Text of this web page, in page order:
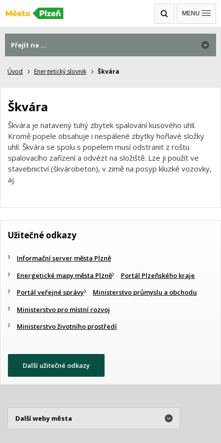
MENU
Úvod Energetický slovnik Škvára
Škvára
Škvára je natavený tuhý zbytek spalování kusového uhlí.
Kromě popele obsahuje i nespálené zbytky hořlavé složky
uhlí. Škvára se spolu s popelem musí odstranit z roštu
spalovacího zařízení a odvézt na složiště. Lze ji použít ve
stavebnictví (škvárobeton), v zimě na posyp kluzké vozovky,
aj.
Přejít na ...
Užitečné odkazy
Informační server města Plzně
Energetické mapy města Plzně
Portál Plzeňského kraje
Portál veřejné správy
Ministerstvo průmyslu a obchodu
Ministerstvo pro místní rozvoj
Ministerstvo životního prostředí
Další užitečné odkazy